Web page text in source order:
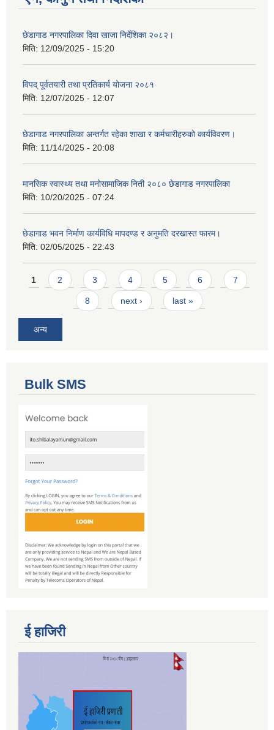
छेडागाड नगरपालिका दिवा खाजा निर्देशिका २०८२।
मिति: 12/09/2025 - 15:20
विपद् पूर्वतयारी तथा प्रतिकार्य योजना २०८१
मिति: 12/07/2025 - 12:07
छेडागाड नगरपालिका अन्तर्गत रहेका शाखा र कर्मचारीहरुको कार्यविवरण।
मिति: 11/14/2025 - 20:08
मानसिक स्वास्थ्य तथा मनोसामाजिक निती २०८० छेडागाड नगरपालिका
मिति: 10/20/2025 - 07:24
छेडागाड भवन निर्माण कार्यविधि मापदण्ड र अनुमति दरखास्त फारम।
मिति: 02/05/2025 - 22:43
Pages
1 2 3 4 5 6 7
8 next › last »
अन्य
Bulk SMS
ई हाजिरी